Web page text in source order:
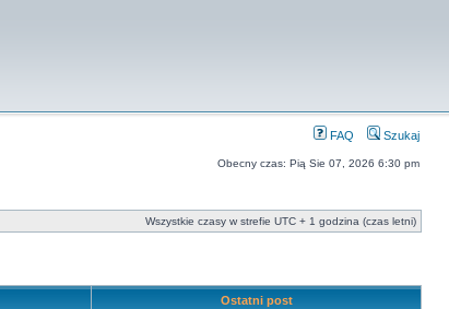
FAQ Szukaj
Obecny czas: Pią Sie 07, 2026 6:30 pm
Wszystkie czasy w strefie UTC + 1 godzina (czas letni)
Ostatni post